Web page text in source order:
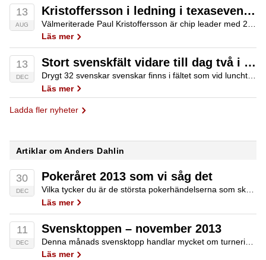
13
AUG
Kristoffersson i ledning i texaseventet i Malmö Open inför avslutande dagen
Läs mer
13
DEC
Stort svenskfält vidare till dag två i EPT Prag
Drygt 32 svenskar svenskar finns i fältet som vid lunchtid återsamlas för dag två i main event i EPT-turneringen i Prag. Bland dessa märks Martin Jacobson, Anton Wigg, Christian "eisenhower1" Jeppsson och Kent Lundmark. Bäst av svenskarna just nu är…
Läs mer
Ladda fler nyheter
Artiklar om Anders Dahlin
30
DEC
Pokeråret 2013 som vi såg det
Vilka tycker du är de största pokerhändelserna som skedde under året som gick? Idag presenterar Poker.se en ingående krönika över pokeråret 2013.
Läs mer
11
DEC
Svensktoppen – november 2013
Läs mer